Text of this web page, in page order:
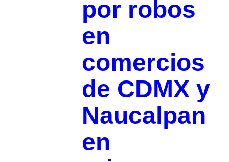
por robos
en
comercios
de CDMX y
Naucalpan
en